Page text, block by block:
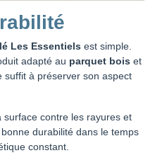
Les Essentiels est simple.
adapté au parquet bois et
suffit à préserver son aspect
contre les rayures et
durabilité dans le temps
constant.